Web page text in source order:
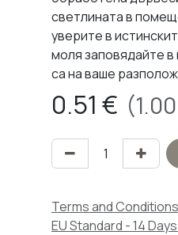
светлината в
уверите в
моля заповядайте
са на ваше
0.51 € (1.00
Terms and Conditions
EU Standard - 14